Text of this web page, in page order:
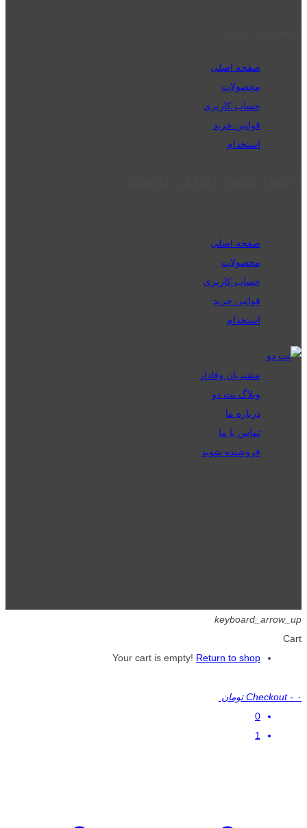
صفحه اصلی
محصولات
حساب کاربری
قوانین خرید
استخدام
صفحه اصلی
محصولات
حساب کاربری
قوانین خرید
استخدام
مشتریان وفادار
وبلاگ نت دو
درباره ما
تماس با ما
فروشنده شوید
keyboard_arrow_up
Cart
Your cart is empty! Return to shop
Checkout - ۰ تومان
0
1